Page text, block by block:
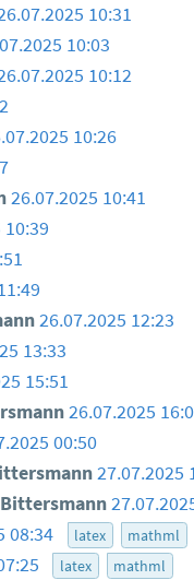
10:31
10:03
10:12
10:26
26.07.2025 10:41
10:39
26.07.2025 12:23
13:33
15:51
26.07.2025
00:50
27.07.2025
08:34 latex mathml
latex mathml